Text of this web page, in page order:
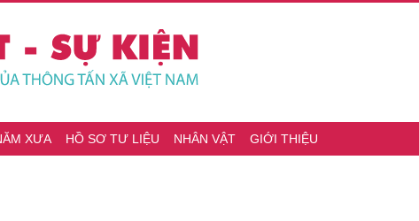
XƯA HỒ SƠ TƯ LIỆU NHÂN VẬT GIỚI THIỆU